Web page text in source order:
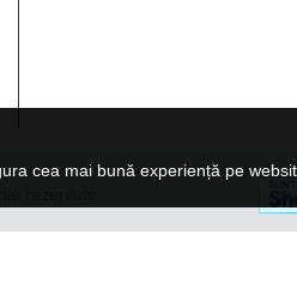
cea mai bună experiență pe